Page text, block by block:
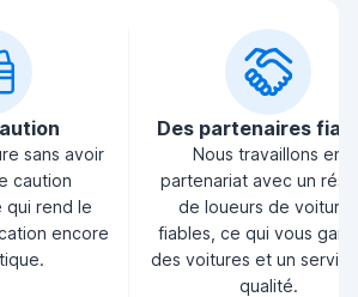
sans avoir
caution
qui rend le
encore
Des partenaires
Nous travaillons en
partenariat avec un
de loueurs de voitures
fiables, ce qui vous
des voitures et un
qualité.